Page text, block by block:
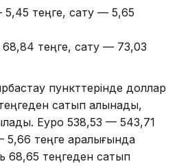
теңге, сату — 5,65
теңге, сату — 73,03
пункттерінде доллар
сатып алынады,
Еуро 538,53 — 543,71
5,66 теңге аралығында
68,65 теңгеден сатып